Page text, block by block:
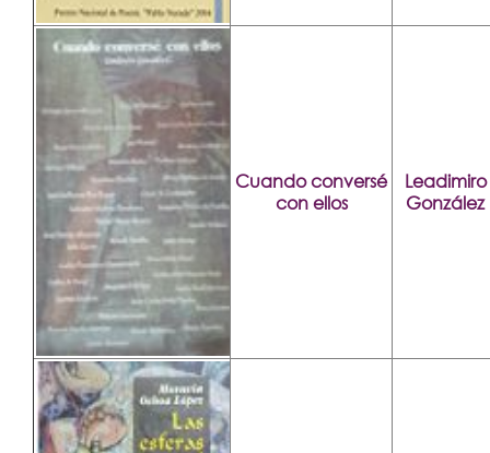
Cuando conversé
con ellos
Leadimiro
González